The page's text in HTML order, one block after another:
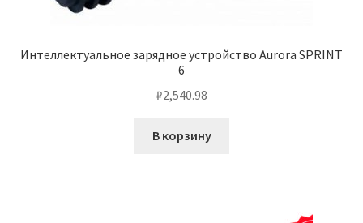
Интеллектуальное зарядное устройство Aurora SPRINT
6
₽2,540.98
В корзину